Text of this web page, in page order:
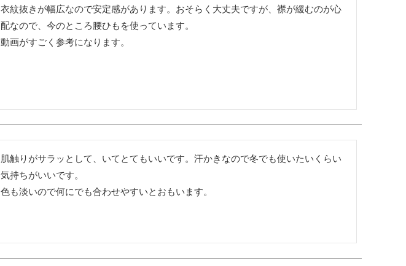
衣紋抜きが幅広なので安定感があります。おそらく大丈夫ですが、襟が緩むのが心
配なので、今のところ腰ひもを使っています。
動画がすごく参考になります。
肌触りがサラッとして、いてとてもいいです。汗かきなので冬でも使いたいくらい
気持ちがいいです。
色も淡いので何にでも合わせやすいとおもいます。